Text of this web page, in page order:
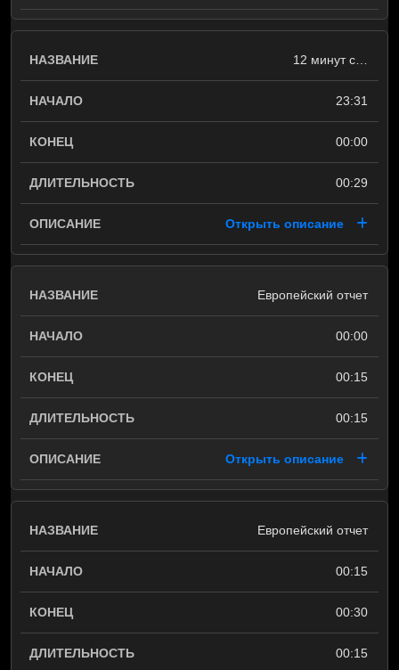
12 минут с…
23:31
00:00
00:29
Открыть описание
Европейский отчет
00:00
00:15
00:15
Открыть описание
Европейский отчет
00:15
00:30
00:15